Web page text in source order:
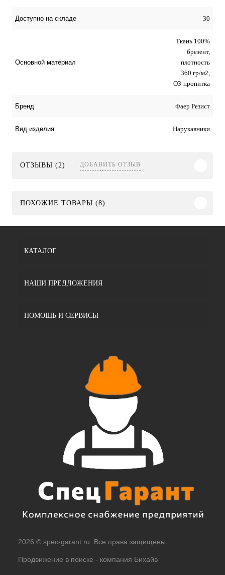
Доступно на складе 30
Основной материал
Ткань 100%
брезент,
плотность
360 гр/м2,
ОЗ-пропитка
Бренд Фаер Резист
Вид изделия Нарукавники
ОТЗЫВЫ (2) ДОБАВИТЬ ОТЗЫВ
ПОХОЖИЕ ТОВАРЫ (8)
КАТАЛОГ
НАШИ ПРЕДЛОЖЕНИЯ
ПОМОЩЬ И СЕРВИСЫ
2026 © spec-garant.ru. Все права защищены.
Продвижение в поиске - компания Бихайв